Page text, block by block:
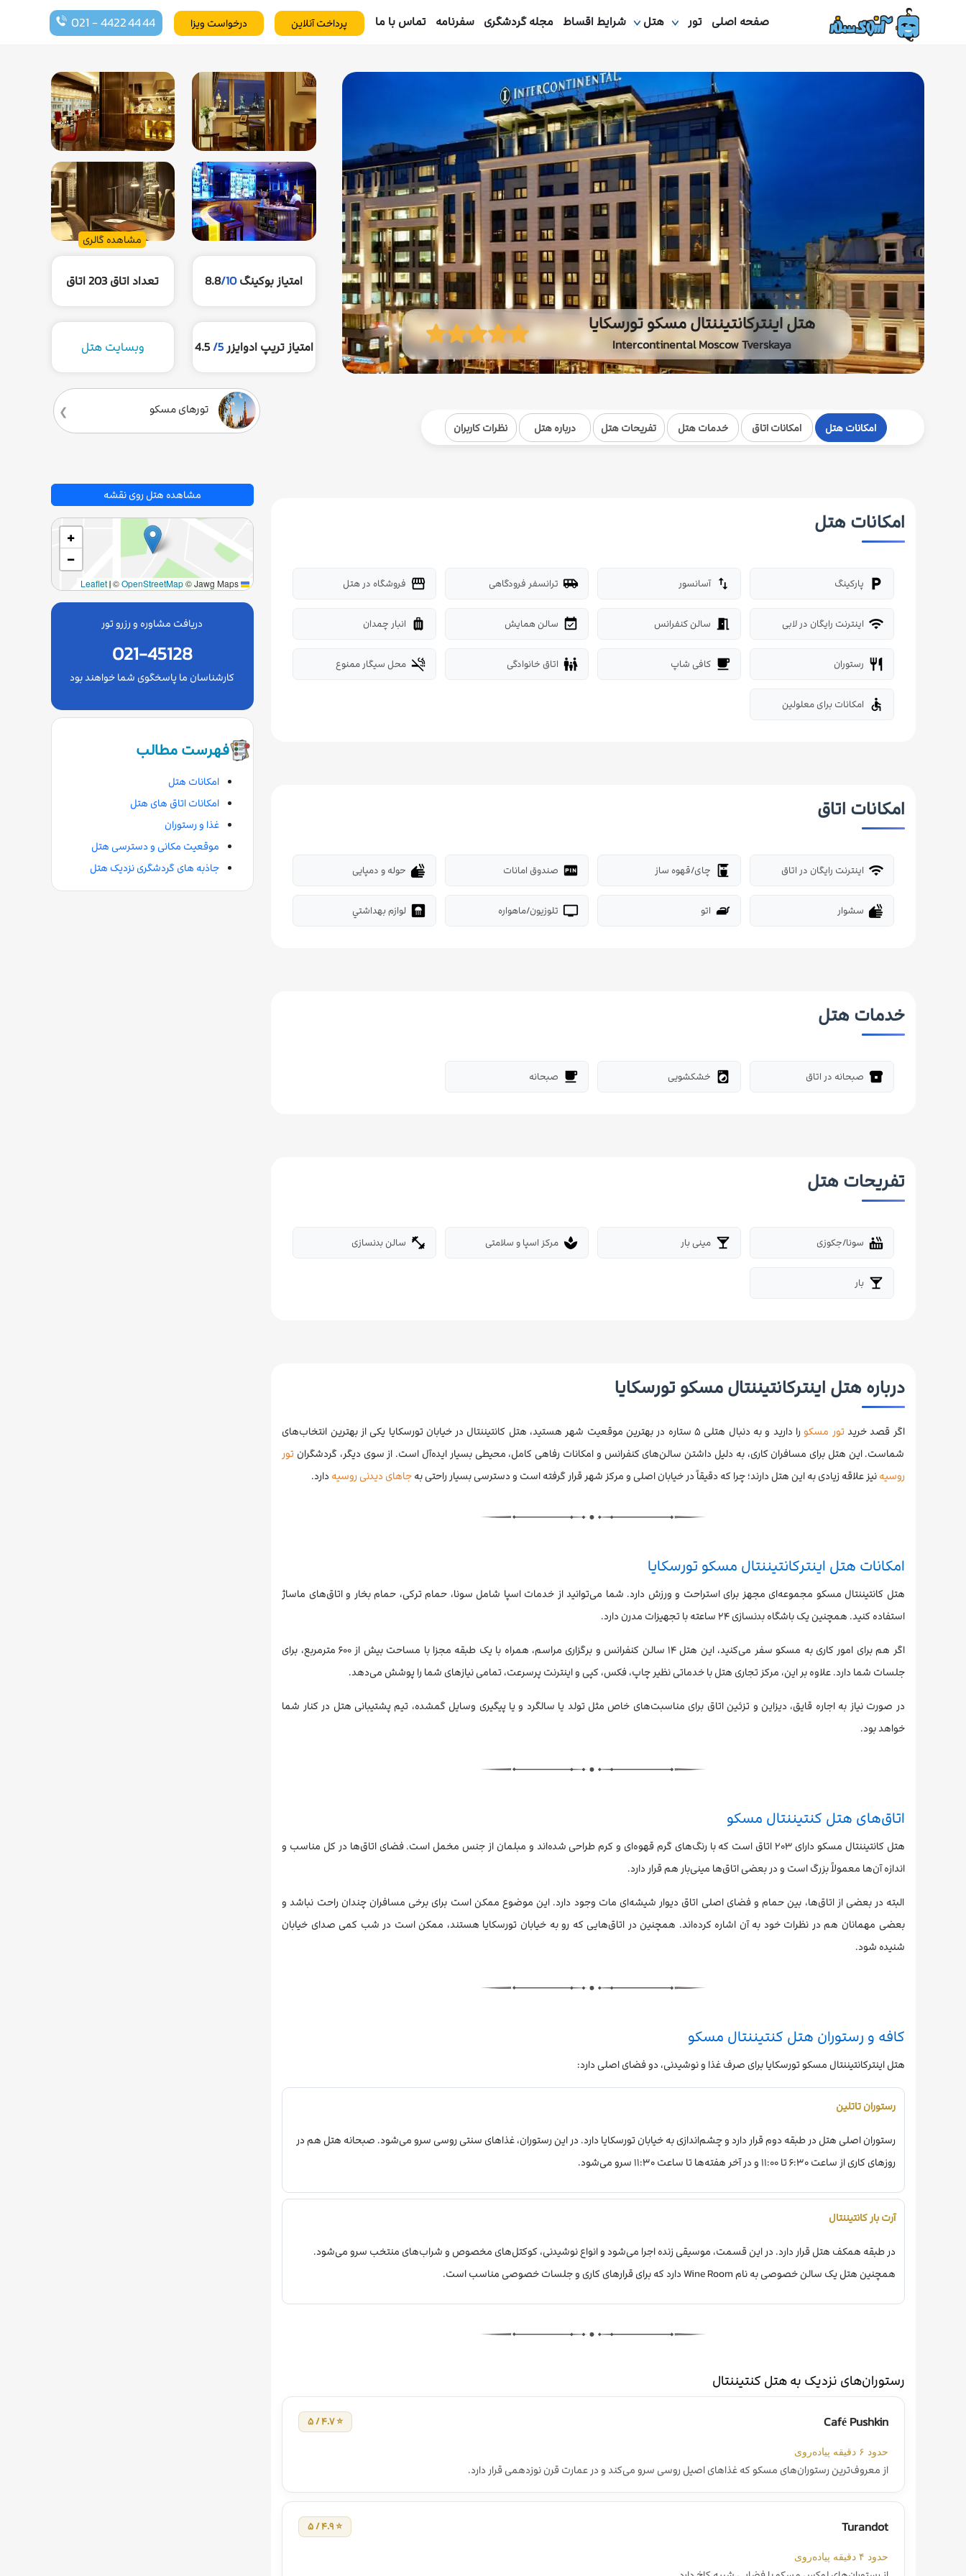
صفحه اصلی تور هتل شرایط اقساط مجله گردشگری سفرنامه تماس با ما درخواست ویزا 021 - 4422 44 44 پرداخت آنلاین
هتل اینترکانتیننتال مسکو تورسکایا
Intercontinental Moscow Tverskaya
مشاهده گالری
امتیاز بوکینگ 8.8/10 تعداد اتاق203 اتاق
امتیاز تریپ ادوایزر5/
4.5 وبسایت هتل
تورهای مسکو
امکانات هتل امکانات اتاق خدمات هتل تفریحات هتل درباره هتل نظرات کاربران
امکانات هتل
local_parking پارکینگ import_export آسانسور airport_shuttle ترانسفر فرودگاهی storefront فروشگاه در هتل
wifi اینترنت رایگان در لابی meeting_room سالن کنفرانس event_available سالن همایش luggage انبار چمدان
restaurant رستوران local_cafe کافی شاپ family_restroom اتاق خانوادگی smoke_free محل سیگار ممنوع
accessible امکانات برای معلولین
امکانات اتاق
wifi اینترنت رایگان در اتاق coffee_maker چای/قهوه ساز fiber_pin صندوق امانات dry حوله و دمپایی
dry سشوار iron اتو tv تلوزیون/ماهواره bathroom لوازم بهداشتي
خدمات هتل
breakfast_dining صبحانه در اتاق local_laundry_service خشکشویی free_breakfast صبحانه
تفریحات هتل
hot_tub سونا/جکوزی local_bar مینی بار spa مرکز اسپا و سلامتی fitness_center سالن بدنسازی
local_bar بار
درباره هتل اینترکانتیننتال مسکو تورسکایا
اگر قصد خرید تور مسکو
را دارید و به دنبال هتلی ۵ ستاره در بهترین موقعیت شهر هستید، هتل کانتیننتال در خیابان تورسکایا یکی از بهترین انتخاب‌های
شماست. این هتل برای مسافران کاری، به دلیل داشتن سالن‌های کنفرانس و امکانات رفاهی کامل، محیطی بسیار ایده‌آل است. از سوی دیگر، گردشگران تور
روسیهنیز علاقه زیادی به این هتل دارند؛ چرا که دقیقاً در خیابان اصلی و مرکز شهر قرار گرفته است و دسترسی بسیار راحتی بهجاهای دیدنی روسیه دارد.
امکانات هتل اینترکانتیننتال مسکو تورسکایا
هتل کانتیننتال مسکو مجموعه‌ای مجهز برای استراحت و ورزش دارد. شما می‌توانید از خدمات اسپا شامل سونا، حمام ترکی، حمام بخار و اتاق‌های ماساژ
استفاده کنید. همچنین یک باشگاه بدنسازی ۲۴ ساعته با تجهیزات مدرن دارد.
اگر هم برای امور کاری به مسکو سفر می‌کنید، این هتل ۱۴ سالن کنفرانس و برگزاری مراسم، همراه با یک طبقه مجزا با مساحت بیش از ۶۰۰ مترمربع، برای
جلسات شما دارد. علاوه بر این، مرکز تجاری هتل با خدماتی نظیر چاپ، فکس، کپی و اینترنت پرسرعت، تمامی نیازهای شما را پوشش می‌دهد.
در صورت نیاز به اجاره قایق، دیزاین و تزئین اتاق برای مناسبت‌های خاص مثل تولد یا سالگرد و یا پیگیری وسایل گمشده، تیم پشتیبانی هتل در کنار شما
خواهد بود.
اتاق‌های هتل کنتیننتال مسکو
هتل کانتیننتال مسکو دارای ۲۰۳ اتاق است که با رنگ‌های گرم قهوه‌ای و کرم طراحی شده‌اند و مبلمان از جنس مخمل است. فضای اتاق‌ها در کل مناسب و
اندازه آن‌ها معمولاً بزرگ است و در بعضی اتاق‌ها مینی‌بار هم قرار دارد.
البته در بعضی از اتاق‌ها، بین حمام و فضای اصلی اتاق دیوار شیشه‌ای مات وجود دارد. این موضوع ممکن است برای برخی مسافران چندان راحت نباشد و
بعضی مهمانان هم در نظرات خود به آن اشاره کرده‌اند. همچنین در اتاق‌هایی که رو به خیابان تورسکایا هستند، ممکن است در شب کمی صدای خیابان
شنیده شود.
کافه و رستوران‌ هتل کنتیننتال مسکو
هتل اینترکانتیننتال مسکو تورسکایا برای صرف غذا و نوشیدنی، دو فضای اصلی دارد:
رستوران تاتلین
رستوران اصلی هتل در طبقه دوم قرار دارد و چشم‌اندازی به خیابان تورسکایا دارد. در این رستوران، غذاهای سنتی روسی سرو می‌شود. صبحانه هتل هم در
روزهای کاری از ساعت ۶:۳۰ تا ۱۱:۰۰ و در آخر هفته‌ها تا ساعت ۱۱:۳۰ سرو می‌شود.
آرت بار کانتیننتال
در طبقه همکف هتل قرار دارد. در این قسمت، موسیقی زنده اجرا می‌شود و انواع نوشیدنی، کوکتل‌های مخصوص و شراب‌های منتخب سرو می‌شود.
همچنین هتل یک سالن خصوصی به نام Wine Room دارد که برای قرارهای کاری و جلسات خصوصی مناسب است.
رستوران‌های نزدیک به هتل کنتیننتال
Café Pushkin
حدود ۶ دقیقه پیاده‌روی
از معروف‌ترین رستوران‌های مسکو که غذاهای اصیل روسی سرو می‌کند و در عمارت قرن نوزدهمی قرار دارد.
⭐ ۴.۷ / ۵
Turandot
حدود ۴ دقیقه پیاده‌روی
⭐ ۴.۹ / ۵
مشاهده هتل روی نقشه
+
−
Leaflet
|©OpenStreetMap© Jawg Maps
دریافت مشاوره و رزرو تور
021-45128
کارشناسان ما پاسخگوی شما خواهند بود
فهرست مطالب
امکانات هتل
امکانات اتاق های هتل
غذا و رستوران
موقعیت مکانی و دسترسی هتل
جاذبه های گردشگری نزدیک هتل